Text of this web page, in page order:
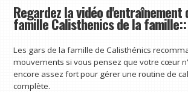
Regardez la vidéo d'entraînement
famille Calisthenics de la famille::
Les gars de la famille de Calisthénics
mouvements si vous pensez que votre cœur
encore assez fort pour gérer une routine de
complète.